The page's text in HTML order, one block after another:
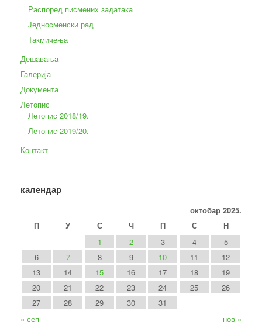
Распоред писмених задатака
Једносменски рад
Такмичења
Дешавања
Галерија
Документа
Летопис
Летопис 2018/19.
Летопис 2019/20.
Контакт
календар
октобар 2025.
П
У С Ч П С
Н
1
2 3 4
5
6
7 8 9 10 11
12
13
14 15 16 17 18
19
20
21 22 23 24 25
26
27
28 29 30
31
« сеп
нов »